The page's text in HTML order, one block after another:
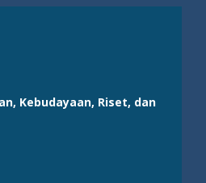
Kebudayaan, Riset, dan